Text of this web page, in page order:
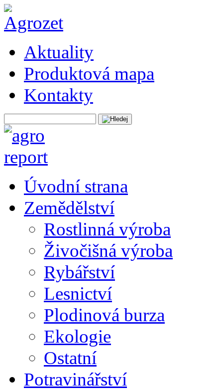
Aktuality
Produktová mapa
Kontakty
Úvodní strana
Zemědělství
Rostlinná výroba
Živočišná výroba
Rybářství
Lesnictví
Plodinová burza
Ekologie
Ostatní
Potravinářství